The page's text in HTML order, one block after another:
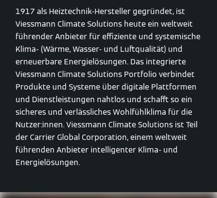
1917 als Heiztechnik-Hersteller gegründet, ist
Viessmann Climate Solutions heute ein weltweit
führender Anbieter für effiziente und systemische
Klima- (Wärme, Wasser- und Luftqualität) und
erneuerbare Energielösungen. Das integrierte
Viessmann Climate Solutions Portfolio verbindet
Produkte und Systeme über digitale Plattformen
und Dienstleistungen nahtlos und schafft so ein
sicheres und verlässliches Wohlfühlklima für die
Nutzer:innen. Viessmann Climate Solutions ist Teil
der Carrier Global Corporation, einem weltweit
führenden Anbieter intelligenter Klima- und
Energielösungen.